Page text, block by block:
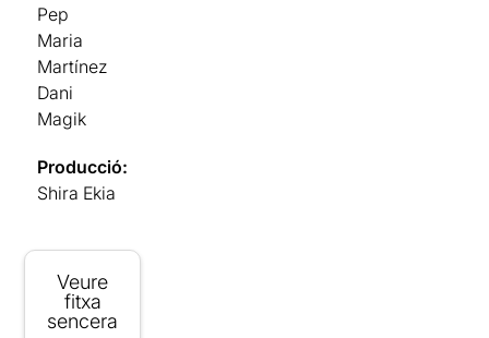
Pep
Maria
Martínez
Dani
Magik
Producció:
Shira Ekia
Veure
fitxa
sencera